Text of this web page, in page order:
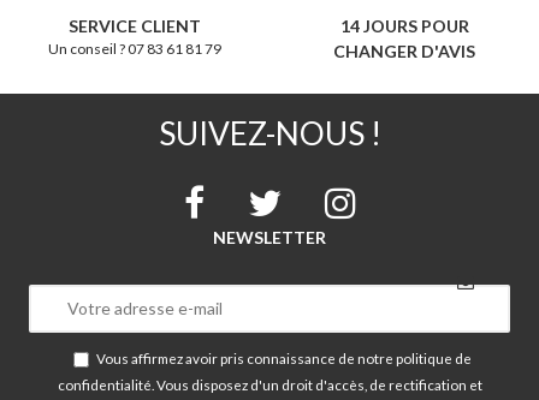
SERVICE CLIENT
Un conseil ? 07 83 61 81 79
14 JOURS POUR
CHANGER D'AVIS
SUIVEZ-NOUS !
NEWSLETTER
Vous affirmez avoir pris connaissance de notre politique de
confidentialité . Vous disposez d'un droit d'accès, de rectification et